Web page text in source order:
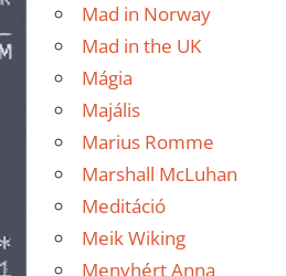
Mad in Norway
Mad in the UK
Mágia
Majális
Marius Romme
Marshall McLuhan
Meditáció
Meik Wiking
Menyhért Anna